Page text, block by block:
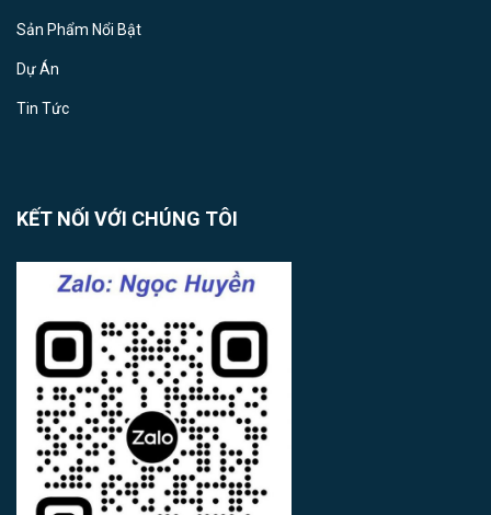
Sản Phẩm Nổi Bật
Dự Án
Tin Tức
KẾT NỐI VỚI CHÚNG TÔI